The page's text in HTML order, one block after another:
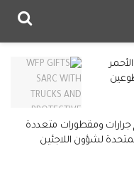
جرارات ومقطورات متعددة
لشؤون اللاجئين